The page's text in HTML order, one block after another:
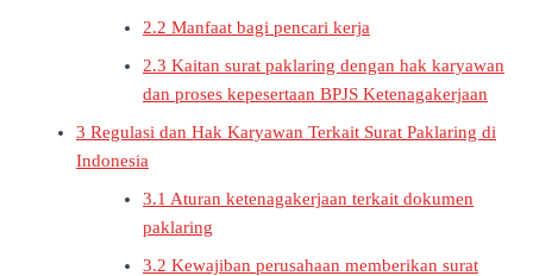
2.2 Manfaat bagi pencari kerja
2.3 Kaitan surat paklaring dengan hak karyawan
dan proses kepesertaan BPJS Ketenagakerjaan
3 Regulasi dan Hak Karyawan Terkait Surat Paklaring di
Indonesia
3.1 Aturan ketenagakerjaan terkait dokumen
paklaring
3.2 Kewajiban perusahaan memberikan surat